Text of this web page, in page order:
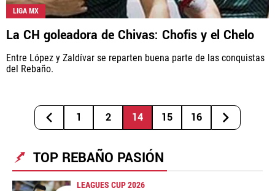
LIGA MX
La CH goleadora de Chivas: Chofis y el Chelo
Entre López y Zaldívar se reparten buena parte de las conquistas
del Rebaño.
1 2 14 15 16
TOP REBAÑO PASIÓN
LEAGUES CUP 2026